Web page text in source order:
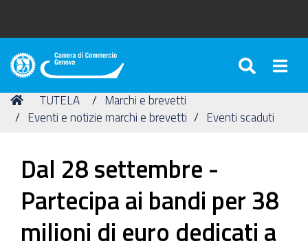
Camera
Commercio
di
Tu
sei
Home
TUTELA
Marchi e brevetti
Eventi e notizie marchi e brevetti
Eventi scaduti
Dal 28 settembre -
Partecipa ai bandi per 38
milioni di euro dedicati a